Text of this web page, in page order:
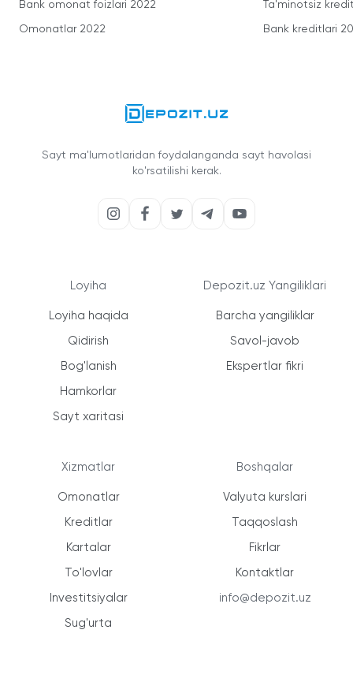
Bank omonat foizlari 2022
Omonatlar 2022
Ta'minotsiz
Bank kreditlari
Sayt ma'lumotlaridan foydalanganda sayt havolasi
ko'rsatilishi kerak.
Loyiha
Loyiha haqida
Qidirish
Bog'lanish
Hamkorlar
Sayt xaritasi
Xizmatlar
Omonatlar
Kreditlar
Kartalar
To'lovlar
Investitsiyalar
Sug'urta
Depozit.uz Yangiliklari
Barcha yangiliklar
Savol-javob
Ekspertlar fikri
Boshqalar
Valyuta kurslari
Taqqoslash
Fikrlar
Kontaktlar
info@depozit.uz